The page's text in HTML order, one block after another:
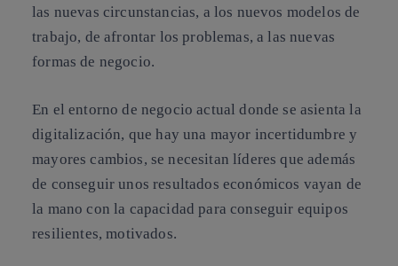
las nuevas circunstancias, a los nuevos modelos de
trabajo, de afrontar los problemas, a las nuevas
formas de negocio.
En el entorno de negocio actual donde se asienta la
digitalización, que hay una mayor incertidumbre y
mayores cambios, se necesitan líderes que además
de conseguir unos resultados económicos vayan de
la mano con la capacidad para conseguir equipos
resilientes, motivados.